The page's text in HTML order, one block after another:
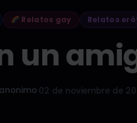
Relatos gay Relatos
un
02 de noviembre de